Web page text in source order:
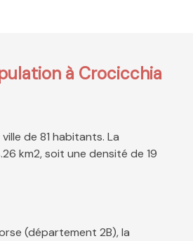
à Crocicchia
de 81 habitants. La
km2, soit une densité de 19
(département 2B), la